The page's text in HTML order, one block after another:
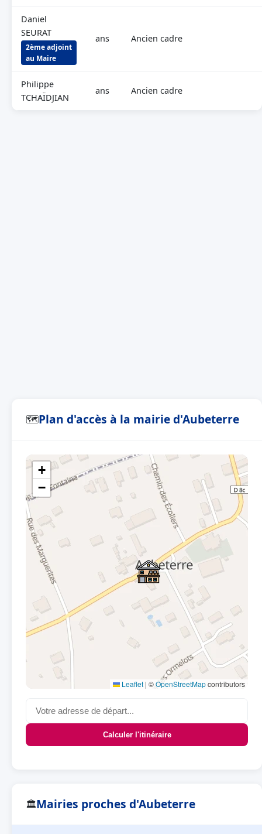
Daniel
SEURAT
2ème adjoint
au Maire
ans Ancien cadre
Philippe
TCHAÏDJIAN
ans Ancien cadre
🗺Plan d'accès à la mairie d'Aubeterre
+
−
Leaflet | ©OpenStreetMapcontributors
Calculer l'itinéraire
🏛Mairies proches d'Aubeterre